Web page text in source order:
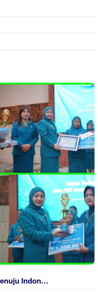
Indon…